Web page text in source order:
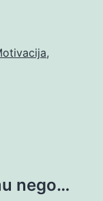
,
nego…